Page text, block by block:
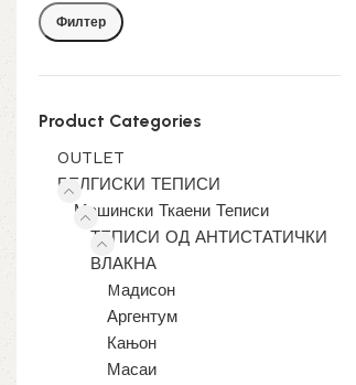
Мин.
цена
Макс.
цена
Филтер
Product Categories
OUTLET
БЕЛГИСКИ ТЕПИСИ
Машински Ткаени Теписи
ТЕПИСИ ОД АНТИСТАТИЧКИ
ВЛАКНА
Mадисон
Аргентум
Кањон
Масаи